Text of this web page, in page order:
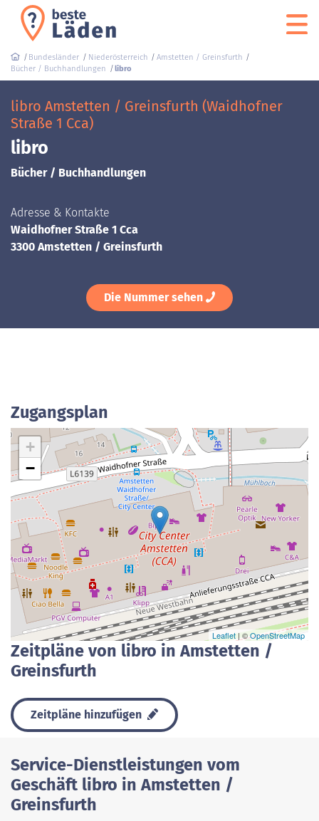
Bundesländer Niederösterreich
Amstetten / Greinsfurth
Bücher / Buchhandlungen
libro
libro Amstetten / Greinsfurth (Waidhofner
Straße 1 Cca)
libro
Bücher / Buchhandlungen
Adresse & Kontakte
Waidhofner Straße 1 Cca
3300 Amstetten / Greinsfurth
Die Nummer sehen
Zugangsplan
+
−
Leaflet | ©OpenStreetMap
Zeitpläne von libro in Amstetten /
Greinsfurth
Zeitpläne hinzufügen
Service-Dienstleistungen vom
Geschäft libro in Amstetten /
Greinsfurth